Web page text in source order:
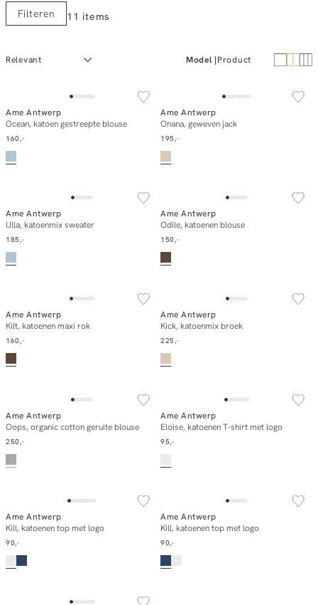
Filteren 11 items
Model Product
In winkelmand
Ame Antwerp
Ocean, katoen gestreepte blouse
160,-
In winkelmand
Ame Antwerp
Onana, geweven jack
195,-
In winkelmand
Ame Antwerp
Ulla, katoenmix sweater
185,-
In winkelmand
Ame Antwerp
Odile, katoenen blouse
150,-
In winkelmand
Ame Antwerp
Kilt, katoenen maxi rok
160,-
In winkelmand
Ame Antwerp
Kick, katoenmix broek
225,-
E-mail mij
Ame Antwerp
Oops, organic cotton geruite blouse
250,-
In winkelmand
Ame Antwerp
Eloise, katoenen T-shirt met logo
95,-
In winkelmand
Ame Antwerp
Kill, katoenen top met logo
90,-
In winkelmand
Ame Antwerp
Kill, katoenen top met logo
90,-